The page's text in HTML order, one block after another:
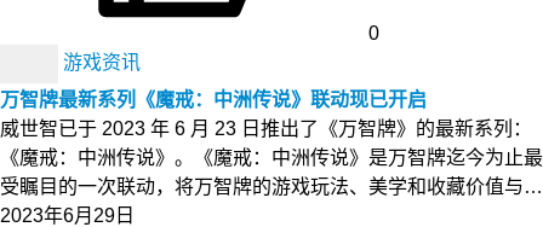
0
游戏资讯
万智牌最新系列《魔戒：中洲传说》联动现已开启
威世智已于 2023 年 6 月 23 日推出了《万智牌》的最新系列：
《魔戒：中洲传说》。《魔戒：中洲传说》是万智牌迄今为止最
受瞩目的一次联动，将万智牌的游戏玩法、美学和收藏价值与…
2023年6月29日